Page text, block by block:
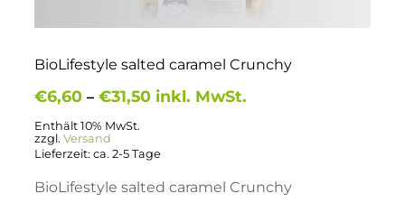
BioLifestyle salted caramel Crunchy
€6,60 –€31,50Preisspanne:
inkl. MwSt.
Enthält 10% MwSt.
zzgl.Versand
Lieferzeit: ca. 2-5 Tage
BioLifestyle salted caramel Crunchy